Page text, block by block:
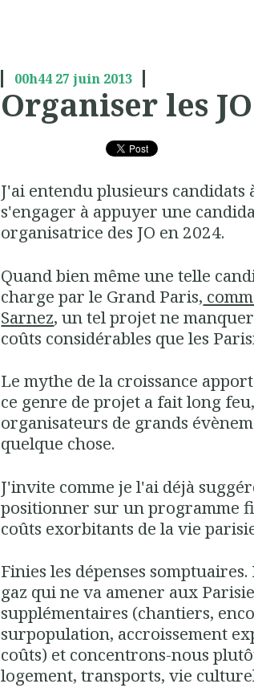
00h44 27 juin 2013
Organiser les
J'ai entendu plusieurs candidats
s'engager à appuyer une
organisatrice des JO en 2024.
Quand bien même une telle
charge par le Grand Paris,
Sarnez, un tel projet ne
coûts considérables que les
Le mythe de la croissance
ce genre de projet a fait long
organisateurs de grands
quelque chose.
J'invite comme je l'ai déjà
positionner sur un programme
coûts exorbitants de la vie
Finies les dépenses
gaz qui ne va amener aux
supplémentaires (chantiers,
surpopulation, accroissement
coûts) et concentrons-nous
logement, transports, vie